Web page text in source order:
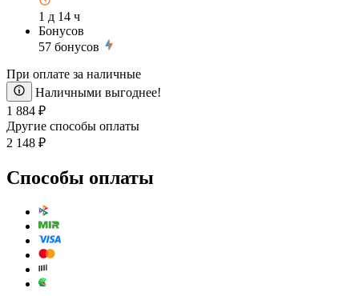
1 д 14 ч
Бонусов
57 бонусов
При оплате за наличные
Наличными выгоднее!
1 884 ₽
Другие способы оплаты
2 148 ₽
Способы оплаты